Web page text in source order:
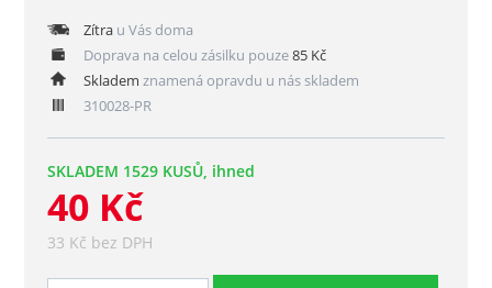
Zítrau Vás doma
Doprava na celou zásilku pouze85 Kč
Skladem znamená opravdu u nás skladem
310028-PR
SKLADEM 1529 KUSŮ, ihned
40 Kč
33 Kč bez DPH